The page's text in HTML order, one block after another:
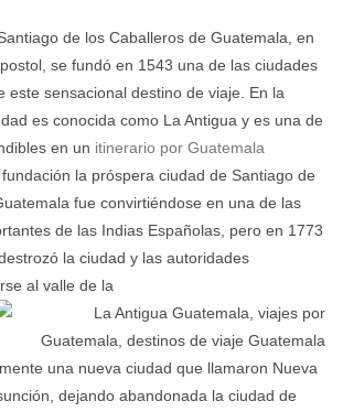
de los Caballeros de Guatemala, en
se fundó en 1543 una de las ciudades
este sensacional destino de viaje. En la
es conocida como La Antigua y es una de
en un itinerario por Guatemala
fundación la próspera ciudad de Santiago de
fue convirtiéndose en una de las
de las Indias Españolas, pero en 1773
la ciudad y las autoridades
al valle de la
una nueva ciudad que llamaron Nueva
dejando abandonada la ciudad de